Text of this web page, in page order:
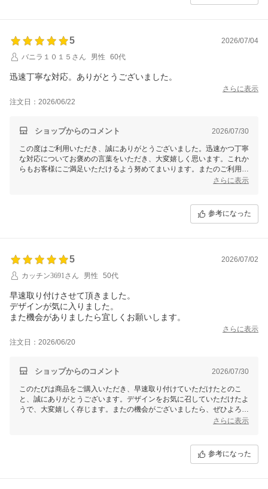
5
2026/07/04
バニラ１０１５さん
男性 60代
迅速丁寧な対応。ありがとうございました。
さらに表示
注文日：2026/06/22
ショップからのコメント 2026/07/30
この度はご利用いただき、誠にありがとうございました。迅速かつ丁寧
な対応についてお褒めの言葉をいただき、大変嬉しく思います。これか
らもお客様にご満足いただけるよう努めてまいります。またのご利用を
さらに表示
参考になった
5
2026/07/02
カッチン3691さん
男性 50代
早速取り付けさせて頂きました。
デザインが気に入りました。
また機会がありましたら宜しくお願いします。
さらに表示
注文日：2026/06/20
ショップからのコメント 2026/07/30
このたびは商品をご購入いただき、早速取り付けていただけたとのこ
と、誠にありがとうございます。デザインをお気に召していただけたよ
うで、大変嬉しく存じます。またの機会がございましたら、ぜひよろし
くお願い申し上げます。今後ともどうぞよろしくお願いいたします。
さらに表示
参考になった